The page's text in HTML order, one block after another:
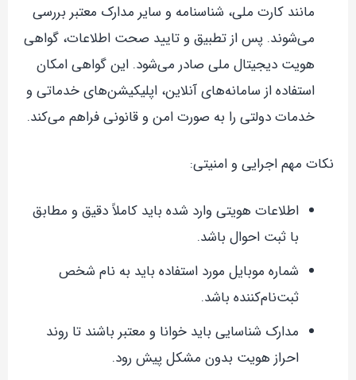
مانند کارت ملی، شناسنامه و سایر مدارک معتبر بررسی
می‌شوند. پس از تطبیق و تایید صحت اطلاعات، گواهی
هویت دیجیتال ملی صادر می‌شود. این گواهی امکان
استفاده از سامانه‌های آنلاین، اپلیکیشن‌های خدماتی و
خدمات دولتی را به صورت امن و قانونی فراهم می‌کند.
نکات مهم اجرایی و امنیتی:
اطلاعات هویتی وارد شده باید کاملاً دقیق و مطابق
با ثبت احوال باشد.
شماره موبایل مورد استفاده باید به نام شخص
ثبت‌نام‌کننده باشد.
مدارک شناسایی باید خوانا و معتبر باشند تا روند
احراز هویت بدون مشکل پیش رود.